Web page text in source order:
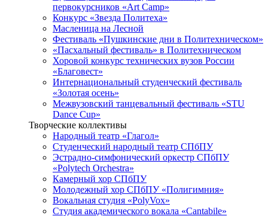
первокурсников «Art Camp»
Конкурс «Звезда Политеха»
Масленица на Лесной
Фестиваль «Пушкинские дни в Политехническом»
«Пасхальный фестиваль» в Политехническом
Хоровой конкурс технических вузов России
«Благовест»
Интернациональный студенческий фестиваль
«Золотая осень»
Межвузовский танцевальный фестиваль «STU
Dance Cup»
Творческие коллективы
Народный театр «Глагол»
Студенческий народный театр СПбПУ
Эстрадно-симфонический оркестр СПбПУ
«Polytech Orchestra»
Камерный хор СПбПУ
Молодежный хор СПбПУ «Полигимния»
Вокальная студия «PolyVox»
Студия академического вокала «Cantabile»